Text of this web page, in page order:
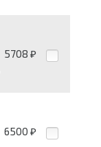
5708 ₽
6500 ₽